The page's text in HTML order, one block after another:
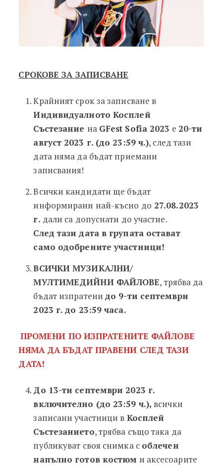
СРОКОВЕ ЗА ЗАПИСВАНЕ
Крайният срок за записване в
Индивидуалното Косплей
Състезание на GFest Sofia 2023 e 20-ти
август 2023 г. (до 23:59 ч.), след тази
дата няма да бъдат приемани
записвания!
Всички кандидати ще бъдат
информирани най-късно до 27.08.2023
г. дали са допуснати до участие.
След тази дата в групата остават
само одобрените участници!
ВСИЧКИ МУЗИКАЛНИ/
МУЛТИМЕДИЙНИ ФАЙЛОВЕ, трябва да
бъдат изпратенидо 9-ти септември
2023 г. до 23:59 часа.
ПРОМЕНИ ПО ИЗПРАТЕНИТЕ ФАЙЛОВЕ
НЯМА ДА БЪДАТ ПРАВЕНИ СЛЕД ТАЗИ
ДАТА!
До 13-ти септември 2023 г.
включително (до 23:59 ч.), всички
записани участници в Косплей
Състезанието, трябва също така да
публикуват своя снимка с облечен
напълно готов костюм и аксесоарите